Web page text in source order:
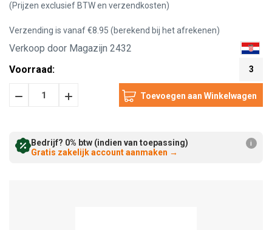
(Prijzen exclusief BTW en verzendkosten)
Verzending is vanaf €8.95 (berekend bij het afrekenen)
Verkoop door Magazijn 2432
Voorraad:
3
HoeveelheidHoeveelheid
Bedrijf? 0% btw (indien van toepassing)
Gratis zakelijk account aanmaken →
i